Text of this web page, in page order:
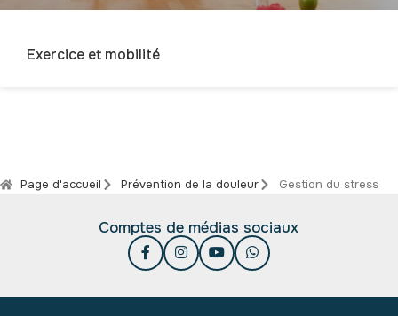
Exercice et mobilité
Page d'accueil Prévention de la douleur Gestion du stress
Comptes de médias sociaux